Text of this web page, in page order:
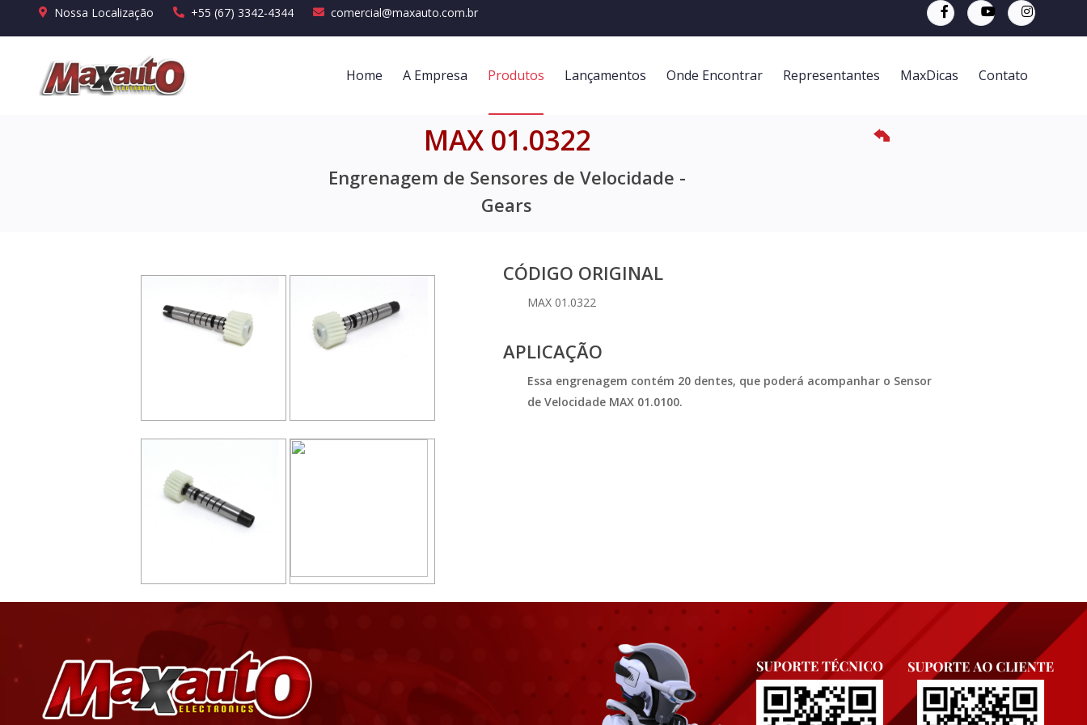
Nossa Localização +55 (67) 3342-4344 comercial@maxauto.com.br
Home A Empresa Produtos Lançamentos Onde Encontrar Representantes MaxDicas Contato
MAX 01.0322
Engrenagem de Sensores de Velocidade -
Gears
CÓDIGO ORIGINAL
MAX 01.0322
APLICAÇÃO
Essa engrenagem contém 20 dentes, que poderá acompanhar o Sensor
de Velocidade MAX 01.0100.